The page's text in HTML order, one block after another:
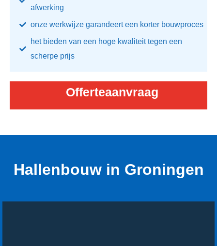
afwerking
onze werkwijze garandeert een korter bouwproces
het bieden van een hoge kwaliteit tegen een
scherpe prijs
Offerteaanvraag
Hallenbouw in Groningen